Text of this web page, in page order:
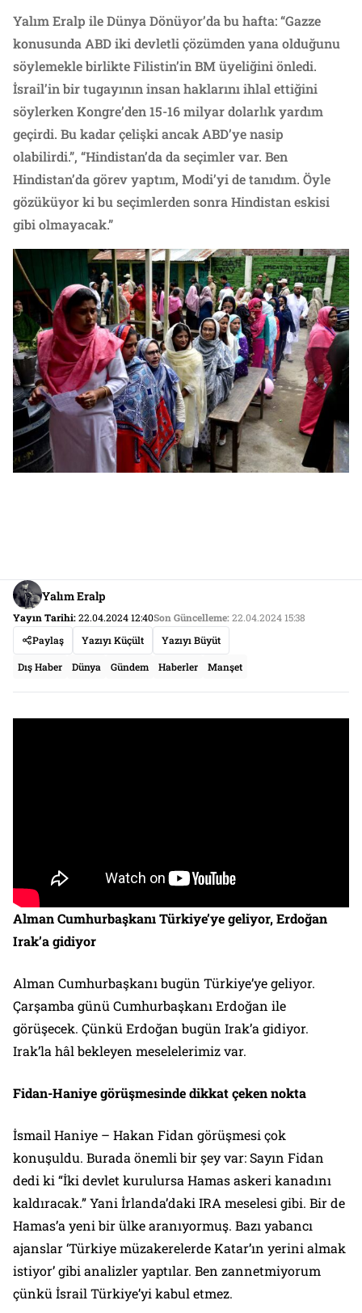
Yalım Eralp ile Dünya Dönüyor’da bu hafta: “Gazze
konusunda ABD iki devletli çözümden yana olduğunu
söylemekle birlikte Filistin’in BM üyeliğini önledi.
İsrail’in bir tugayının insan haklarını ihlal ettiğini
söylerken Kongre’den 15-16 milyar dolarlık yardım
geçirdi. Bu kadar çelişki ancak ABD’ye nasip
olabilirdi.”, “Hindistan’da da seçimler var. Ben
Hindistan’da görev yaptım, Modi’yi de tanıdım. Öyle
gözüküyor ki bu seçimlerden sonra Hindistan eskisi
gibi olmayacak.”
Yalım Eralp
Yayın Tarihi:22.04.2024 12:40Son Güncelleme:22.04.2024 15:38
Paylaş
Yazıyı Küçült Yazıyı Büyüt
Dış Haber Dünya Gündem Haberler Manşet
Alman Cumhurbaşkanı Türkiye’ye geliyor, Erdoğan
Irak’a gidiyor
Alman Cumhurbaşkanı bugün Türkiye’ye geliyor.
Çarşamba günü Cumhurbaşkanı Erdoğan ile
görüşecek. Çünkü Erdoğan bugün Irak’a gidiyor.
Irak’la hâl bekleyen meselelerimiz var.
Fidan-Haniye görüşmesinde dikkat çeken nokta
İsmail Haniye – Hakan Fidan görüşmesi çok
konuşuldu. Burada önemli bir şey var: Sayın Fidan
dedi ki “İki devlet kurulursa Hamas askeri kanadını
kaldıracak.” Yani İrlanda’daki IRA meselesi gibi. Bir de
Hamas’a yeni bir ülke aranıyormuş. Bazı yabancı
ajanslar ‘Türkiye müzakerelerde Katar’ın yerini almak
istiyor’ gibi analizler yaptılar. Ben zannetmiyorum
çünkü İsrail Türkiye’yi kabul etmez.